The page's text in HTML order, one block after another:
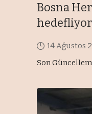
Bosna
Son
14 Ağustos